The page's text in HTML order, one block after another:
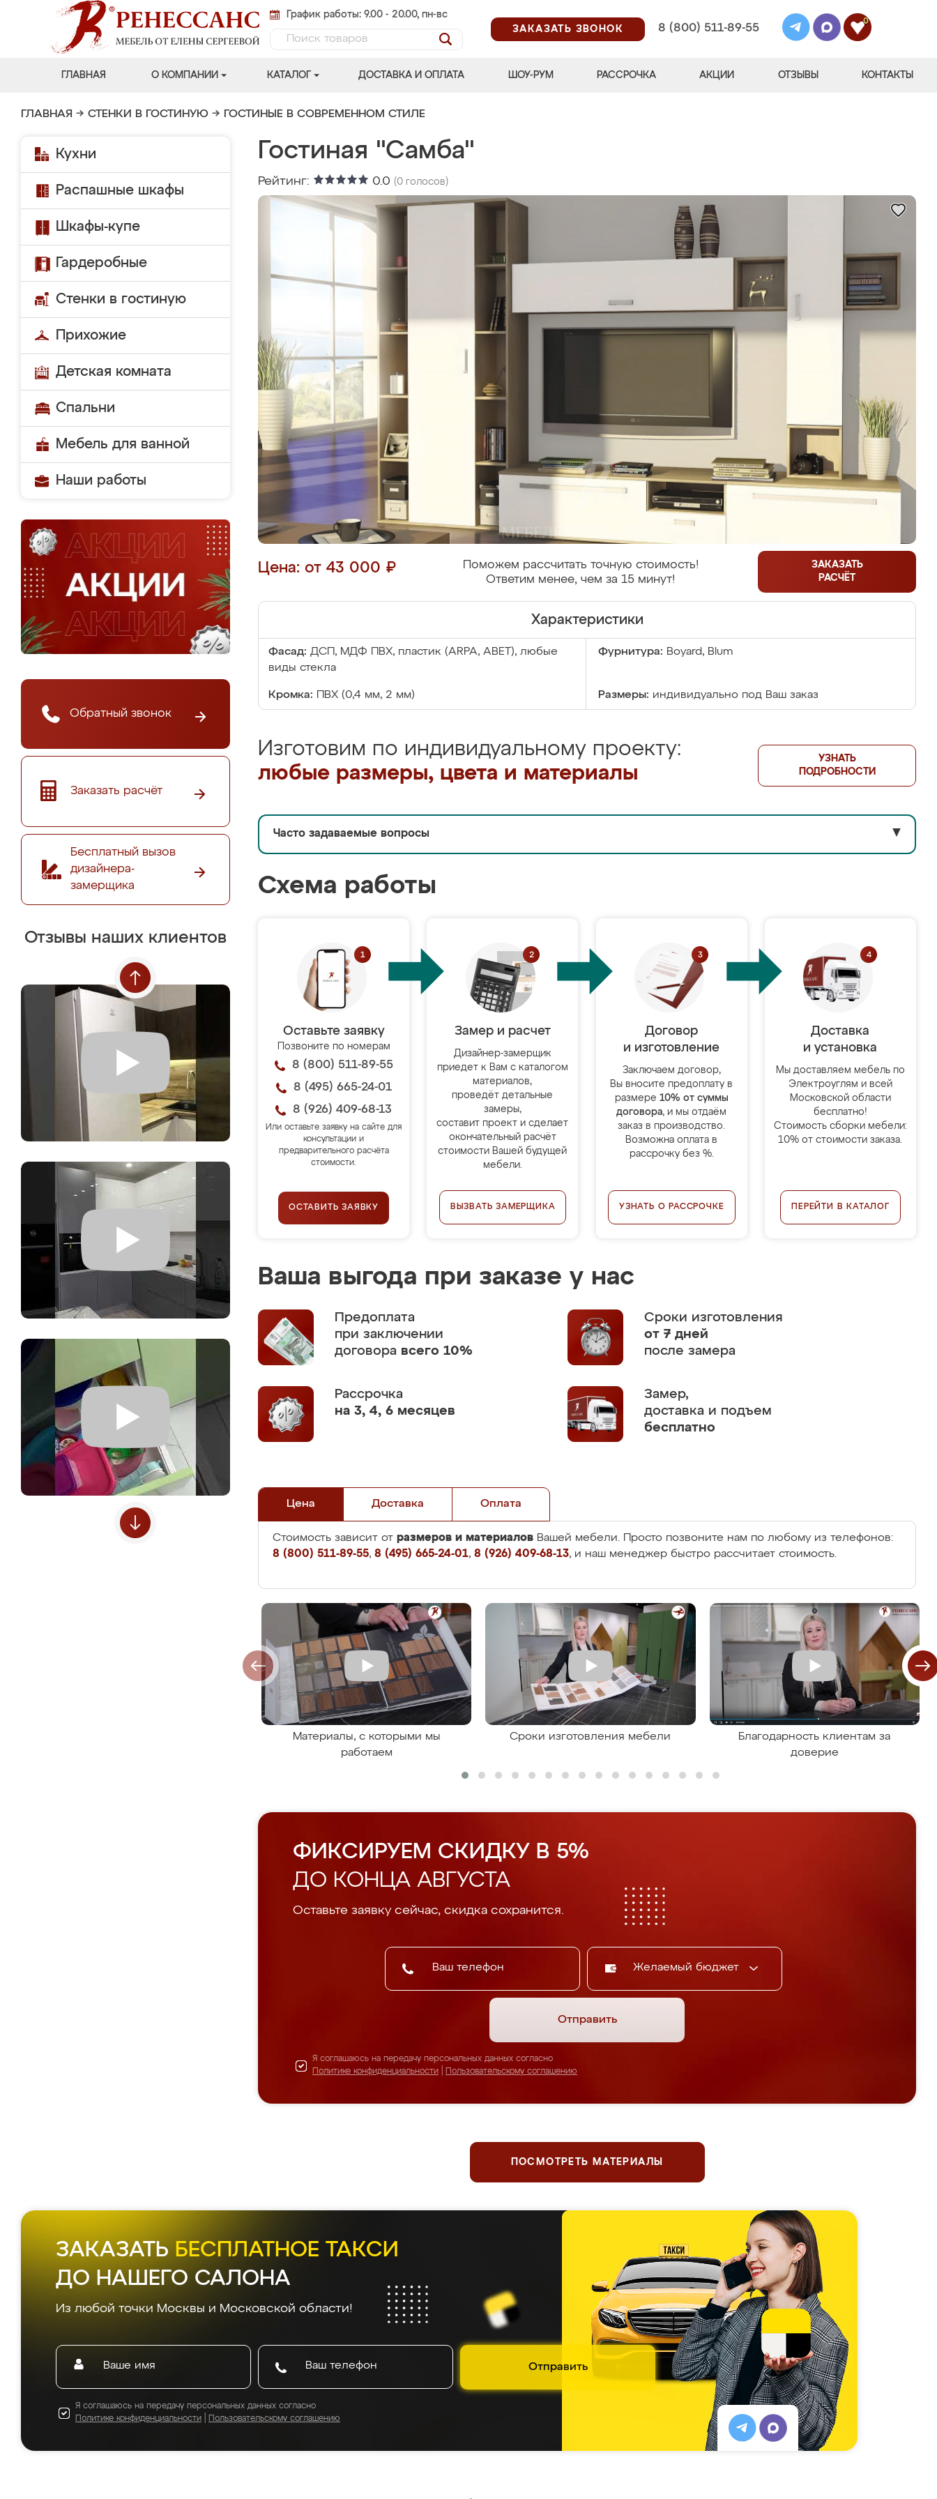
График работы: 9.00 - 20.00, пн-вс
ЗАКАЗАТЬ ЗВОНОК
8 (800) 511-89-55
0
ГЛАВНАЯ О КОМПАНИИ КАТАЛОГ ДОСТАВКА И ОПЛАТА ШОУ-РУМ РАССРОЧКА АКЦИИ ОТЗЫВЫ КОНТАКТЫ
ГЛАВНАЯ → СТЕНКИ В ГОСТИНУЮ → ГОСТИНЫЕ В СОВРЕМЕННОМ СТИЛЕ
Кухни
Распашные шкафы
Шкафы-купе
Гардеробные
Стенки в гостиную
Прихожие
Детская комната
Спальни
Мебель для ванной
Наши работы
Обратный звонок
Заказать расчёт
Бесплатный вызов
дизайнера-
замерщика
Отзывы наших клиентов
Гостиная "Самба"
Рейтинг: 0.0 (0 голосов)
Цена: от 43 000 ₽
Поможем рассчитать точную стоимость!
Ответим менее, чем за 15 минут!
ЗАКАЗАТЬ
РАСЧЁТ
Характеристики
Фасад: ДСП, МДФ ПВХ, пластик (ARPA, ABET), любые
виды стекла
Фурнитура: Boyard, Blum
Кромка: ПВХ (0,4 мм, 2 мм) Размеры: индивидуально под Ваш заказ
Изготовим по индивидуальному проекту:
любые размеры, цвета и материалы
УЗНАТЬ
ПОДРОБНОСТИ
Часто задаваемые вопросы ▼
Схема работы
Оставьте заявку
Позвоните по номерам
8 (800) 511-89-55
8 (495) 665-24-01
8 (926) 409-68-13
Или оставьте заявку на сайте для
консультации и
предварительного расчёта
стоимости.
ОСТАВИТЬ ЗАЯВКУ
Замер и расчет
Дизайнер-замерщик
приедет к Вам с каталогом
материалов,
проведёт детальные
замеры,
составит проект и сделает
окончательный расчёт
стоимости Вашей будущей
мебели.
ВЫЗВАТЬ ЗАМЕРЩИКА
Договор
и изготовление
Заключаем договор,
Вы вносите предоплату в
размере 10% от суммы
договора, и мы отдаём
заказ в производство.
Возможна оплата в
рассрочку без %.
УЗНАТЬ О РАССРОЧКЕ
Доставка
и установка
Мы доставляем мебель по
Электроуглям и всей
Московской области
бесплатно!
Стоимость сборки мебели:
10% от стоимости заказа.
ПЕРЕЙТИ В КАТАЛОГ
Ваша выгода при заказе у нас
Предоплата
при заключении
договора всего 10%
Сроки изготовления
от 7 дней
после замера
Рассрочка
на 3, 4, 6 месяцев
Замер,
доставка и подъем
бесплатно
Цена Доставка Оплата
Стоимость зависит от размеров и материалов Вашей мебели. Просто позвоните нам по любому из телефонов:
8 (800) 511-89-55, 8 (495) 665-24-01, 8 (926) 409-68-13, и наш менеджер быстро рассчитает стоимость.
Материалы, с которыми мы
работаем
Сроки изготовления мебели
Благодарность клиентам за
доверие
ФИКСИРУЕМ СКИДКУ В 5%
ДО КОНЦА АВГУСТА
Оставьте заявку сейчас, скидка сохранится.
Желаемый бюджет
Отправить
Я соглашаюсь на передачу персональных данных согласно
Политике конфиденциальности
Пользовательскому соглашению
ПОСМОТРЕТЬ МАТЕРИАЛЫ
ЗАКАЗАТЬ БЕСПЛАТНОЕ ТАКСИ
ДО НАШЕГО САЛОНА
Из любой точки Москвы и Московской области!
Отправить
Я соглашаюсь на передачу персональных данных согласно
Политике конфиденциальности
Пользовательскому соглашению